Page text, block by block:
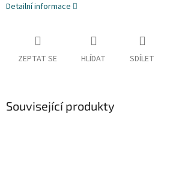
Detailní informace
ZEPTAT SE HLÍDAT SDÍLET
Související produkty